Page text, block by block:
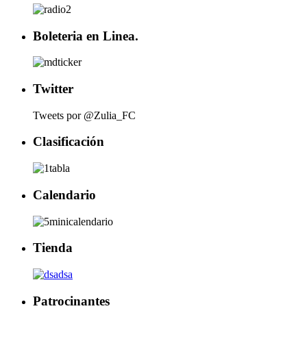
Boleteria en Linea.
Twitter
Tweets por @Zulia_FC
Clasificación
Calendario
Tienda
Patrocinantes